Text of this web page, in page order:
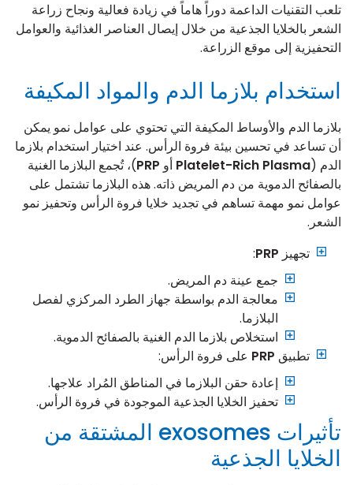
تلعب التقنيات الداعمة دوراً هاماً في زيادة فعالية ونجاح زراعة
الشعر بالخلايا الجذعية من خلال إيصال العناصر الغذائية والعوامل
التحفيزية إلى موقع الزراعة.
استخدام بلازما الدم والمواد المكيفة
بلازما الدم والأوساط المكيفة التي تحتوي على عوامل نمو يمكن
أن تساعد في تحسين بيئة فروة الرأس. عند اختيار استخدام بلازما
الدم (Platelet-Rich Plasma أو PRP)، تُجمع البلازما الغنية
بالصفائح الدموية من دم المريض ذاته. هذه البلازما تشتمل على
عوامل نمو مهمة تساهم في تجديد خلايا فروة الرأس وتحفيز نمو
الشعر.
تجهيز PRP
:
جمع عينة دم المريض.
معالجة الدم بواسطة جهاز الطرد المركزي لفصل
البلازما.
استخلاص بلازما الدم الغنية بالصفائح الدموية.
تطبيق PRP على فروة الرأس:
إعادة حقن البلازما في المناطق المُراد علاجها.
تحفيز الخلايا الجذعية الموجودة في فروة الرأس.
تأثيرات exosomes المشتقة من
الخلايا الجذعية